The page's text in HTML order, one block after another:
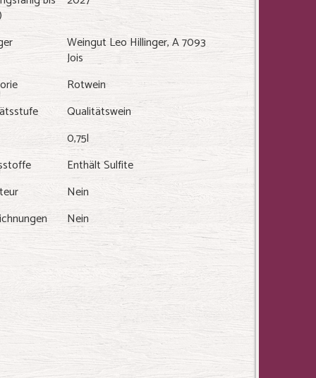
Weingut Leo Hillinger, A 7093
Jois
Rotwein
Qualitätswein
0,75l
Enthält Sulfite
Nein
Nein